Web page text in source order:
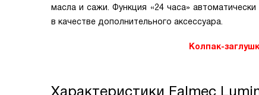
масла и сажи. Функция «24 часа»
в качестве дополнительного аксессуара.
Колпак-
Характеристики Falmec